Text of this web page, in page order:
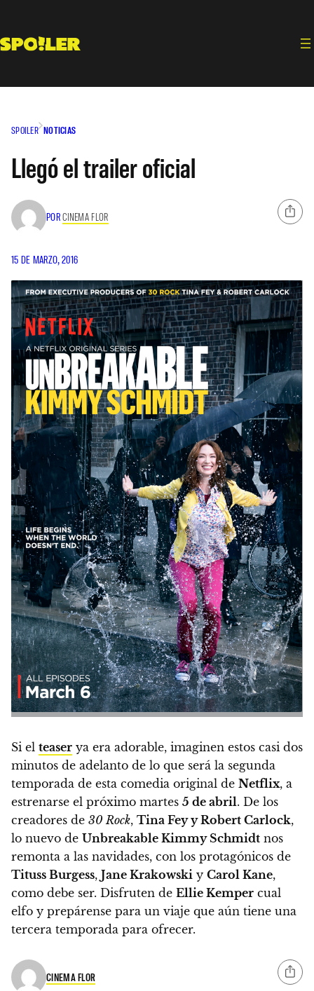
contenido
SPOILER NOTICIAS
Llegó el trailer oficial
PORCINEMA FLOR
15 DE MARZO, 2016
Si el teaser ya era adorable, imaginen estos casi dos
minutos de adelanto de lo que será la segunda
temporada de esta comedia original de Netflix, a
estrenarse el próximo martes 5 de abril. De los
creadores de 30 Rock, Tina Fey y Robert Carlock,
lo nuevo de Unbreakable Kimmy Schmidt nos
remonta a las navidades, con los protagónicos de
Tituss Burgess, Jane Krakowski y Carol Kane,
como debe ser. Disfruten de Ellie Kemper cual
elfo y prepárense para un viaje que aún tiene una
tercera temporada para ofrecer.
CINEMA FLOR